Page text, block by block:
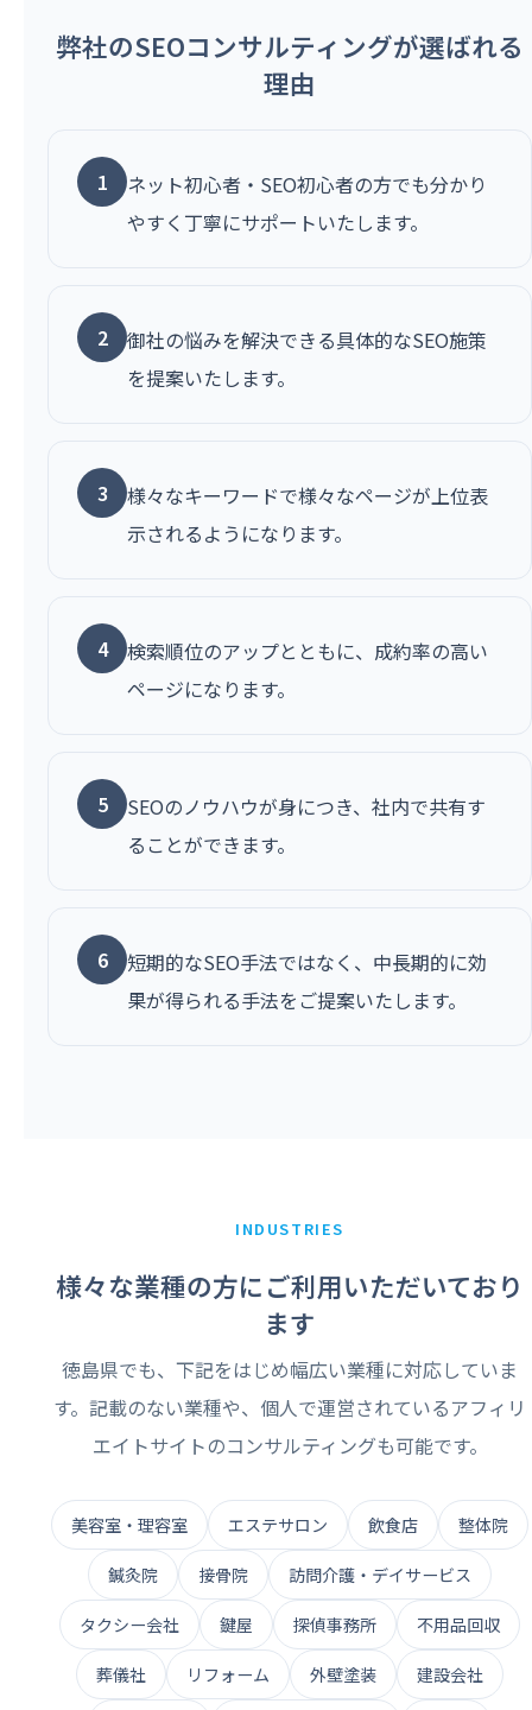
弊社のSEOコンサルティングが選ばれる
理由
1
ネット初心者・SEO初心者の方でも分かり
やすく丁寧にサポートいたします。
2
御社の悩みを解決できる具体的なSEO施策
を提案いたします。
3
様々なキーワードで様々なページが上位表
示されるようになります。
4
検索順位のアップとともに、成約率の高い
ページになります。
5
SEOのノウハウが身につき、社内で共有す
ることができます。
6
短期的なSEO手法ではなく、中長期的に効
果が得られる手法をご提案いたします。
INDUSTRIES
様々な業種の方にご利用いただいており
ます
徳島県でも、下記をはじめ幅広い業種に対応していま
す。記載のない業種や、個人で運営されているアフィリ
エイトサイトのコンサルティングも可能です。
美容室・理容室 エステサロン 飲食店 整体院
鍼灸院 接骨院 訪問介護・デイサービス
タクシー会社 鍵屋 探偵事務所 不用品回収
葬儀社 リフォーム 外壁塗装 建設会社